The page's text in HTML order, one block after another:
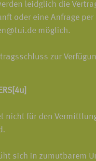
leidglich die
oder eine Anfrage
möglich.
zur
nicht für den
sich in zumutbarem